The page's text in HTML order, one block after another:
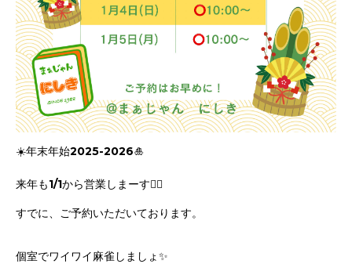
☀️年末年始2025-2026🎍
来年も1/1から営業しまーす🙋‍♀️
すでに、ご予約いただいております。
個室でワイワイ麻雀しましょ✨